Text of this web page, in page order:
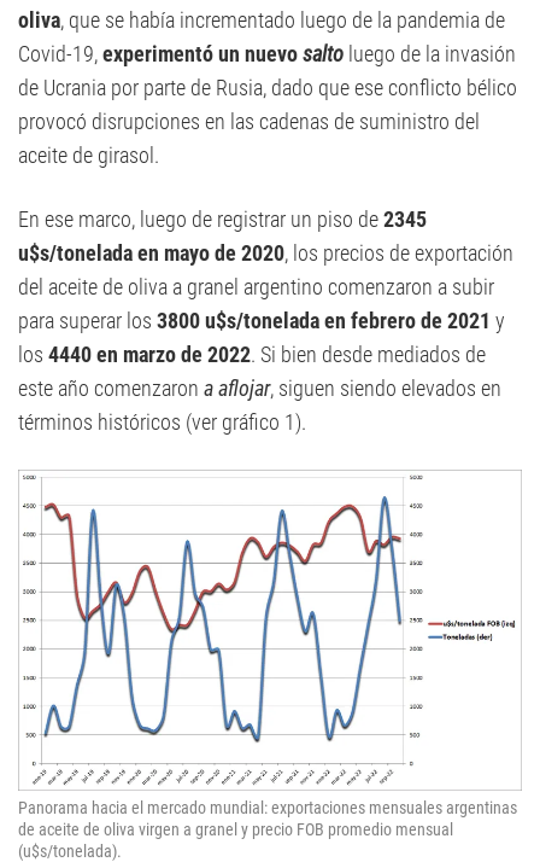
oliva, que se había incrementado luego de la pandemia de
Covid-19,experimentó un nuevosalto luego de la invasión
de Ucrania por parte de Rusia, dado que ese conflicto bélico
provocó disrupciones en las cadenas de suministro del
aceite de girasol.
En ese marco, luego de registrar un piso de2345
u$s/tonelada en mayo de 2020, los precios de exportación
del aceite de oliva a granel argentino comenzaron a subir
para superar los 3800 u$s/tonelada en febrero de 2021 y
los 4440 en marzo de 2022. Si bien desde mediados de
este año comenzaron a aflojar, siguen siendo elevados en
términos históricos (ver gráfico 1).
Panorama hacia el mercado mundial: exportaciones mensuales argentinas
de aceite de oliva virgen a granel y precio FOB promedio mensual
(u$s/tonelada).